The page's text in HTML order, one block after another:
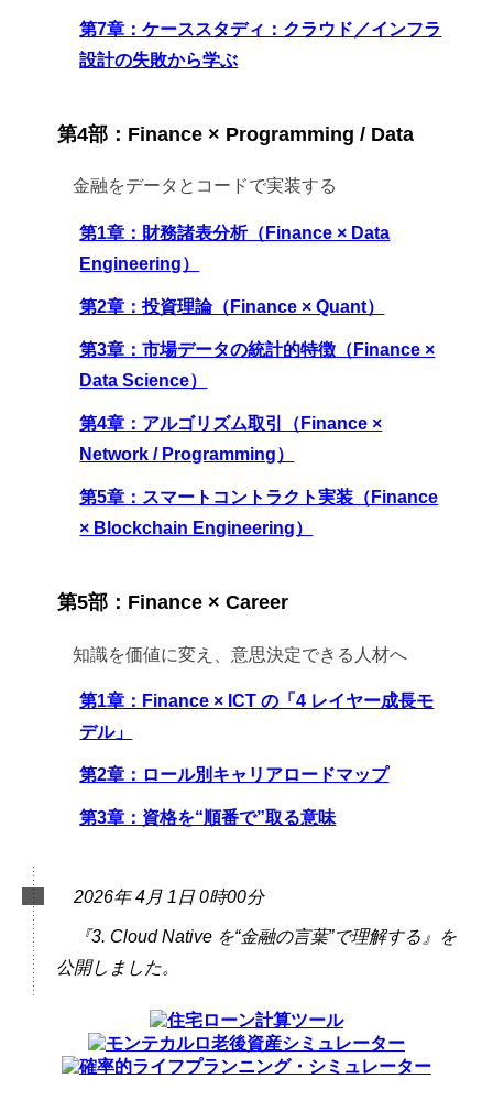
第7章：ケーススタディ：クラウド／インフラ
設計の失敗から学ぶ
第4部：Finance × Programming / Data
金融をデータとコードで実装する
第1章：財務諸表分析（Finance × Data
Engineering）
第2章：投資理論（Finance × Quant）
第3章：市場データの統計的特徴（Finance ×
Data Science）
第4章：アルゴリズム取引（Finance ×
Network / Programming）
第5章：スマートコントラクト実装（Finance
× Blockchain Engineering）
第5部：Finance × Career
知識を価値に変え、意思決定できる人材へ
第1章：Finance × ICT の「4 レイヤー成長モ
デル」
第2章：ロール別キャリアロードマップ
第3章：資格を“順番で”取る意味
2026年 4月 1日 0時00分
『3. Cloud Native を“金融の言葉”で理解する』を
公開しました。